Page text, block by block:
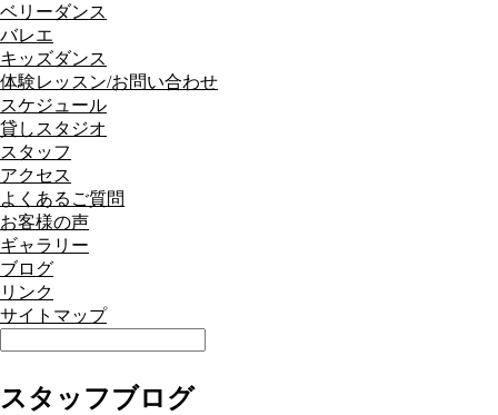
ベリーダンス
バレエ
キッズダンス
体験レッスン/お問い合わせ
スケジュール
貸しスタジオ
スタッフ
アクセス
よくあるご質問
お客様の声
ギャラリー
ブログ
リンク
サイトマップ
スタッフブログ